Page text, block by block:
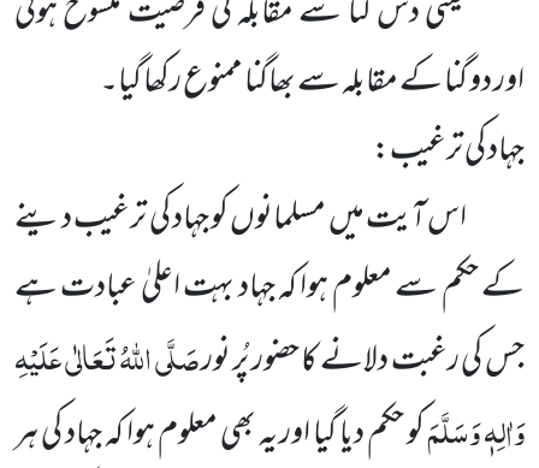
یعنی دس گنا سے مقابلہ کی فرضیت منسوخ ہوئی
اور دو گنا کے مقابلہ سے بھاگنا ممنوع رکھا گیا۔
جہاد کی ترغیب:
اس آیت میں مسلمانوں کو جہاد کی ترغیب دینے
کے حکم سے معلوم ہوا کہ جہاد بہت اعلیٰ عبادت ہے
جس کی رغبت دلانے کا حضور پُر نورصَلَّی اللہُ تَعَالٰی عَلَیْہِ
وَاٰلِہٖ وَسَلَّمَکو حکم دیا گیا اور یہ بھی معلوم ہوا کہ جہاد کی ہر